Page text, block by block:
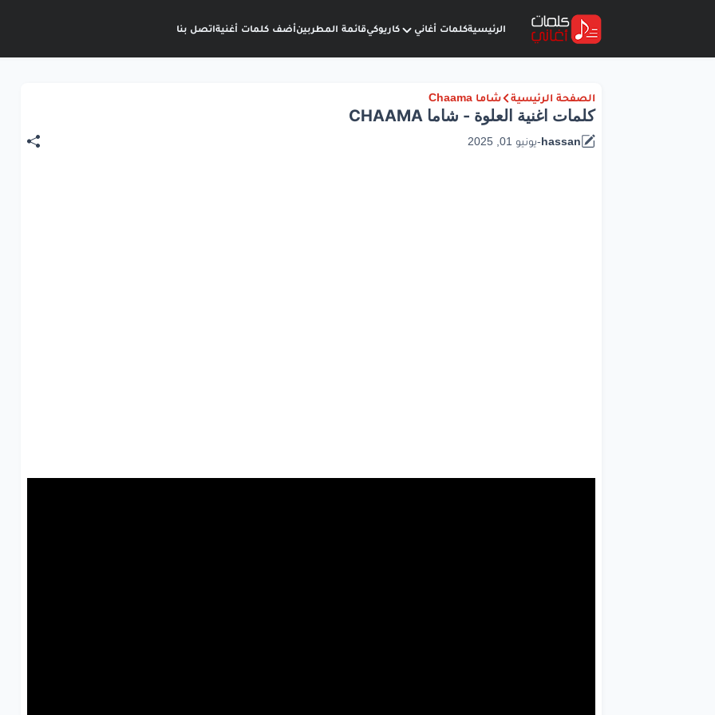
الرئيسيةكلمات أغاني كاريوكيقائمة المطربينأضف كلمات أغنيةاتصل بنا
الصفحة الرئيسية شاما Chaama
كلمات اغنية العلوة - شاما CHAAMA
hassan
-يونيو 01, 2025